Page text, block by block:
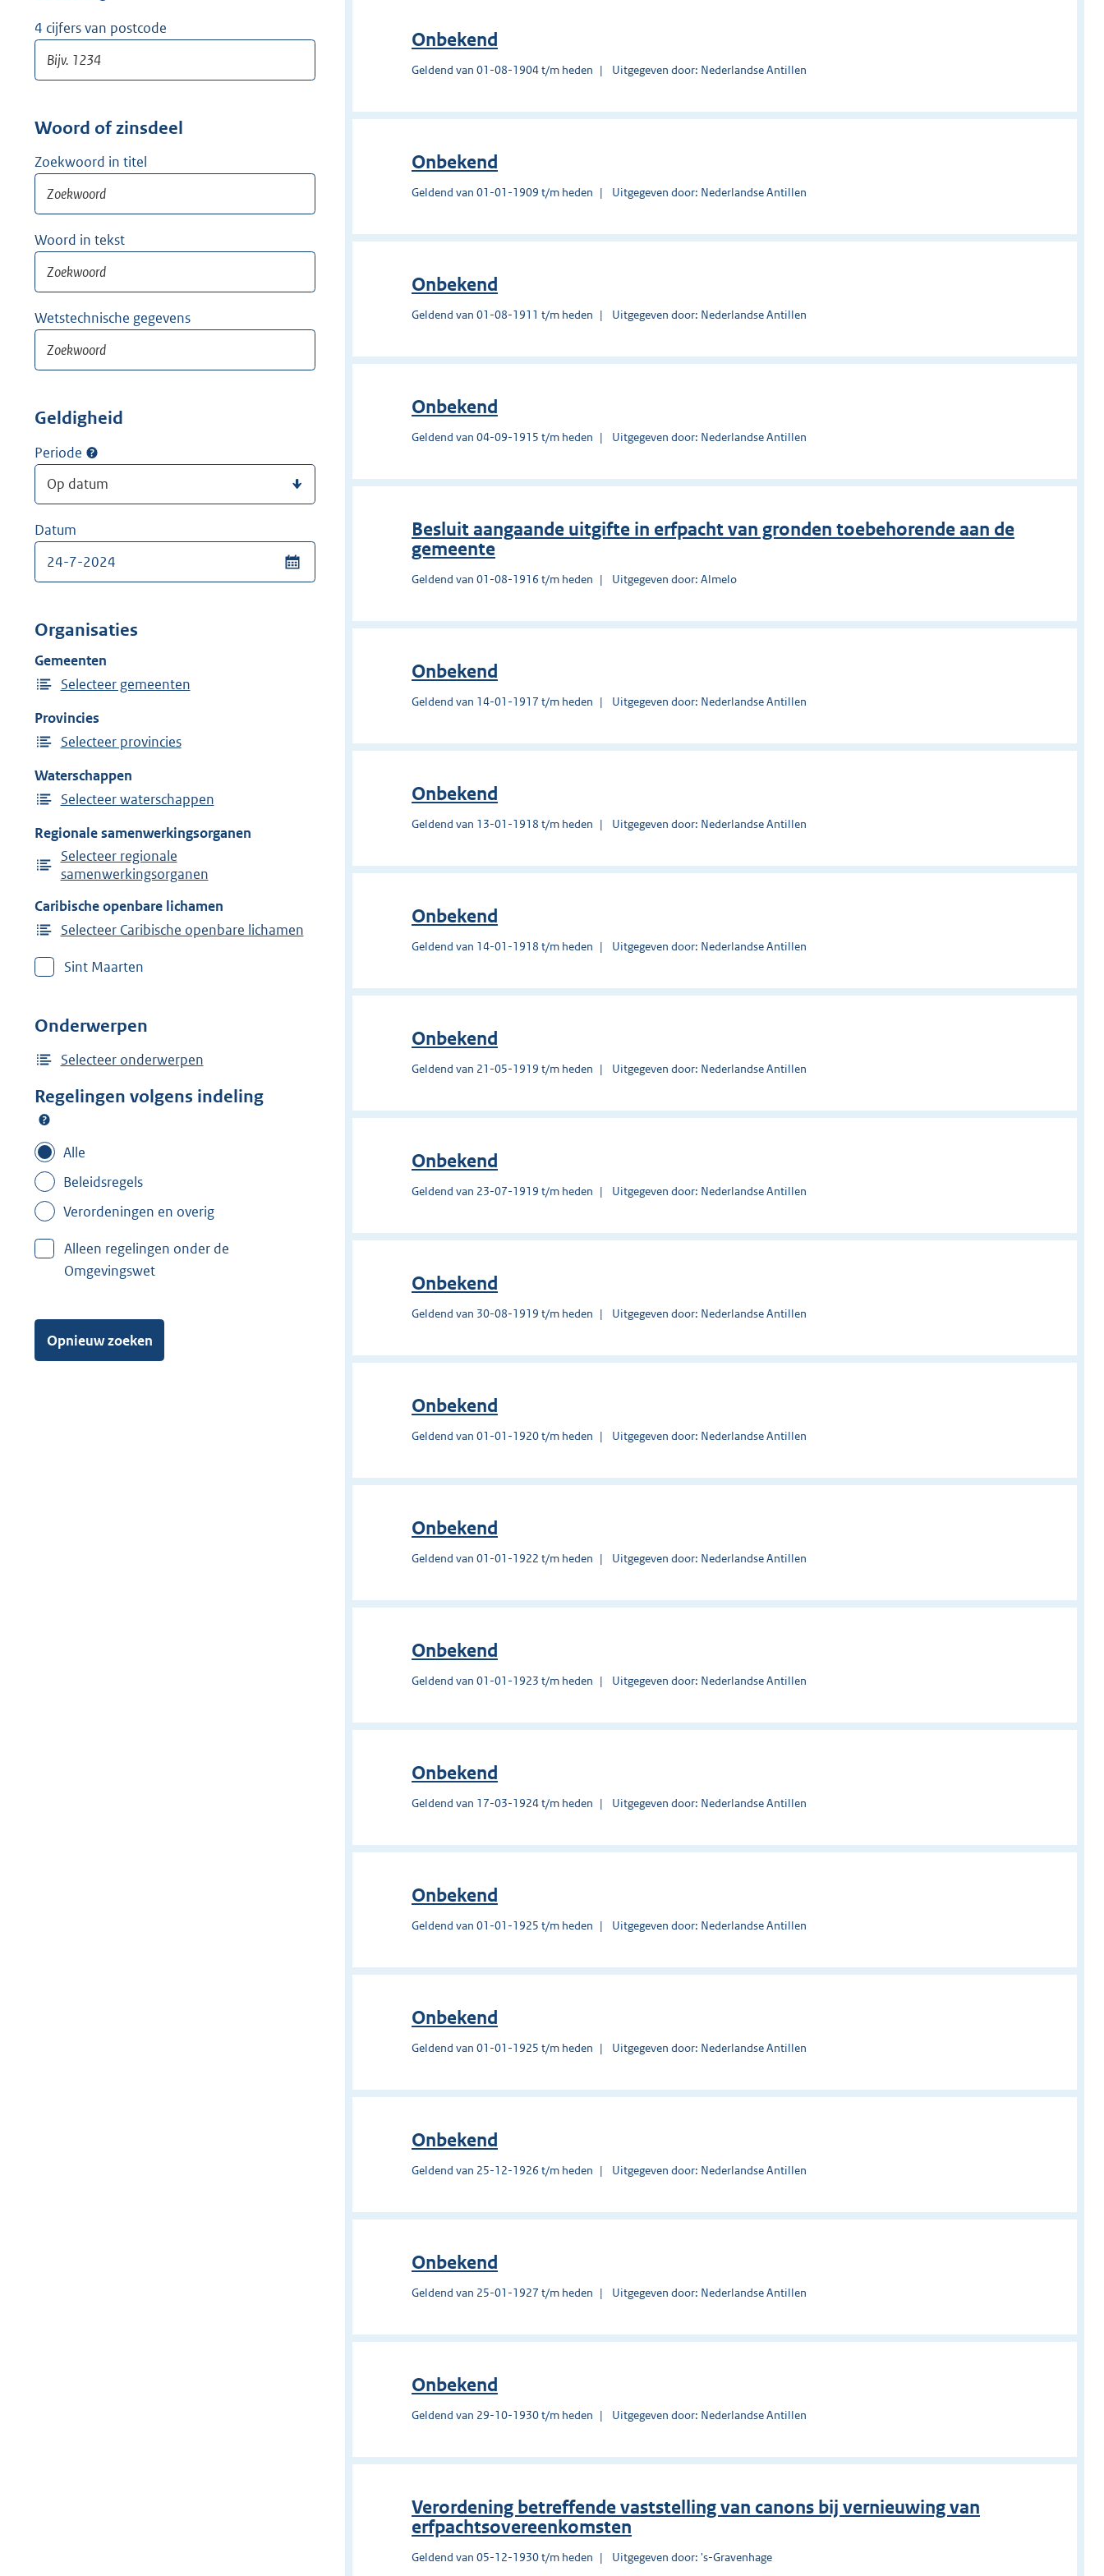
i
4 cijfers van postcode
Woord of zinsdeel
Zoekwoord in titel
Woord in tekst
Wetstechnische gegevens
Geldigheid
Periode
Datum
Organisaties
Gemeenten
Selecteer gemeenten
Provincies
Selecteer provincies
Waterschappen
Selecteer waterschappen
Regionale samenwerkingsorganen
Selecteer regionale
samenwerkingsorganen
Caribische openbare lichamen
Selecteer Caribische openbare lichamen
Sint Maarten
Onderwerpen
Selecteer onderwerpen
Regelingen volgens indeling
Alle
Beleidsregels
Verordeningen en overig
Alleen regelingen onder de
Omgevingswet
Opnieuw zoeken
Onbekend
Geldend van 01-08-1904 t/m heden Uitgegeven door: Nederlandse Antillen
Onbekend
Geldend van 01-01-1909 t/m heden Uitgegeven door: Nederlandse Antillen
Onbekend
Geldend van 01-08-1911 t/m heden Uitgegeven door: Nederlandse Antillen
Onbekend
Geldend van 04-09-1915 t/m heden Uitgegeven door: Nederlandse Antillen
Besluit aangaande uitgifte in erfpacht van gronden toebehorende aan de
gemeente
Geldend van 01-08-1916 t/m heden Uitgegeven door: Almelo
Onbekend
Geldend van 14-01-1917 t/m heden Uitgegeven door: Nederlandse Antillen
Onbekend
Geldend van 13-01-1918 t/m heden Uitgegeven door: Nederlandse Antillen
Onbekend
Geldend van 14-01-1918 t/m heden Uitgegeven door: Nederlandse Antillen
Onbekend
Geldend van 21-05-1919 t/m heden Uitgegeven door: Nederlandse Antillen
Onbekend
Geldend van 23-07-1919 t/m heden Uitgegeven door: Nederlandse Antillen
Onbekend
Geldend van 30-08-1919 t/m heden Uitgegeven door: Nederlandse Antillen
Onbekend
Geldend van 01-01-1920 t/m heden Uitgegeven door: Nederlandse Antillen
Onbekend
Geldend van 01-01-1922 t/m heden Uitgegeven door: Nederlandse Antillen
Onbekend
Geldend van 01-01-1923 t/m heden Uitgegeven door: Nederlandse Antillen
Onbekend
Geldend van 17-03-1924 t/m heden Uitgegeven door: Nederlandse Antillen
Onbekend
Geldend van 01-01-1925 t/m heden Uitgegeven door: Nederlandse Antillen
Onbekend
Geldend van 01-01-1925 t/m heden Uitgegeven door: Nederlandse Antillen
Onbekend
Geldend van 25-12-1926 t/m heden Uitgegeven door: Nederlandse Antillen
Onbekend
Geldend van 25-01-1927 t/m heden Uitgegeven door: Nederlandse Antillen
Onbekend
Geldend van 29-10-1930 t/m heden Uitgegeven door: Nederlandse Antillen
Verordening betreffende vaststelling van canons bij vernieuwing van
erfpachtsovereenkomsten
Geldend van 05-12-1930 t/m heden Uitgegeven door: 's-Gravenhage